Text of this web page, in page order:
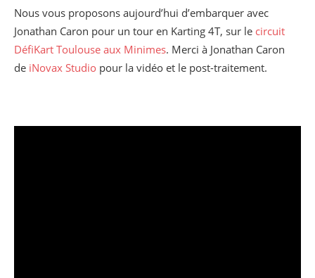
Nous vous proposons aujourd’hui d’embarquer avec
Jonathan Caron pour un tour en Karting 4T, sur le circuit
DéfiKart Toulouse aux Minimes. Merci à Jonathan Caron
de iNovax Studio pour la vidéo et le post-traitement.